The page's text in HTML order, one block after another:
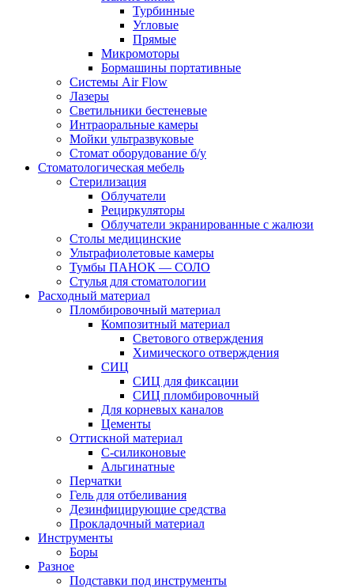
Турбинные
Угловые
Прямые
Микромоторы
Бормашины портативные
Системы Air Flow
Лазеры
Светильники бестеневые
Интраоральные камеры
Мойки ультразвуковые
Стомат оборудование б/у
Стоматологическая мебель
Стерилизация
Облучатели
Рециркуляторы
Облучатели экранированные с жалюзи
Столы медицинские
Ультрафиолетовые камеры
Тумбы ПАНОК — СОЛО
Стулья для стоматологии
Расходный материал
Пломбировочный материал
Композитный материал
Светового отверждения
Химического отверждения
СИЦ
СИЦ для фиксации
СИЦ пломбировочный
Для корневых каналов
Цементы
Оттискной материал
С-силиконовые
Альгинатные
Перчатки
Гель для отбеливания
Дезинфицирующие средства
Прокладочный материал
Инструменты
Боры
Разное
Подставки под инструменты